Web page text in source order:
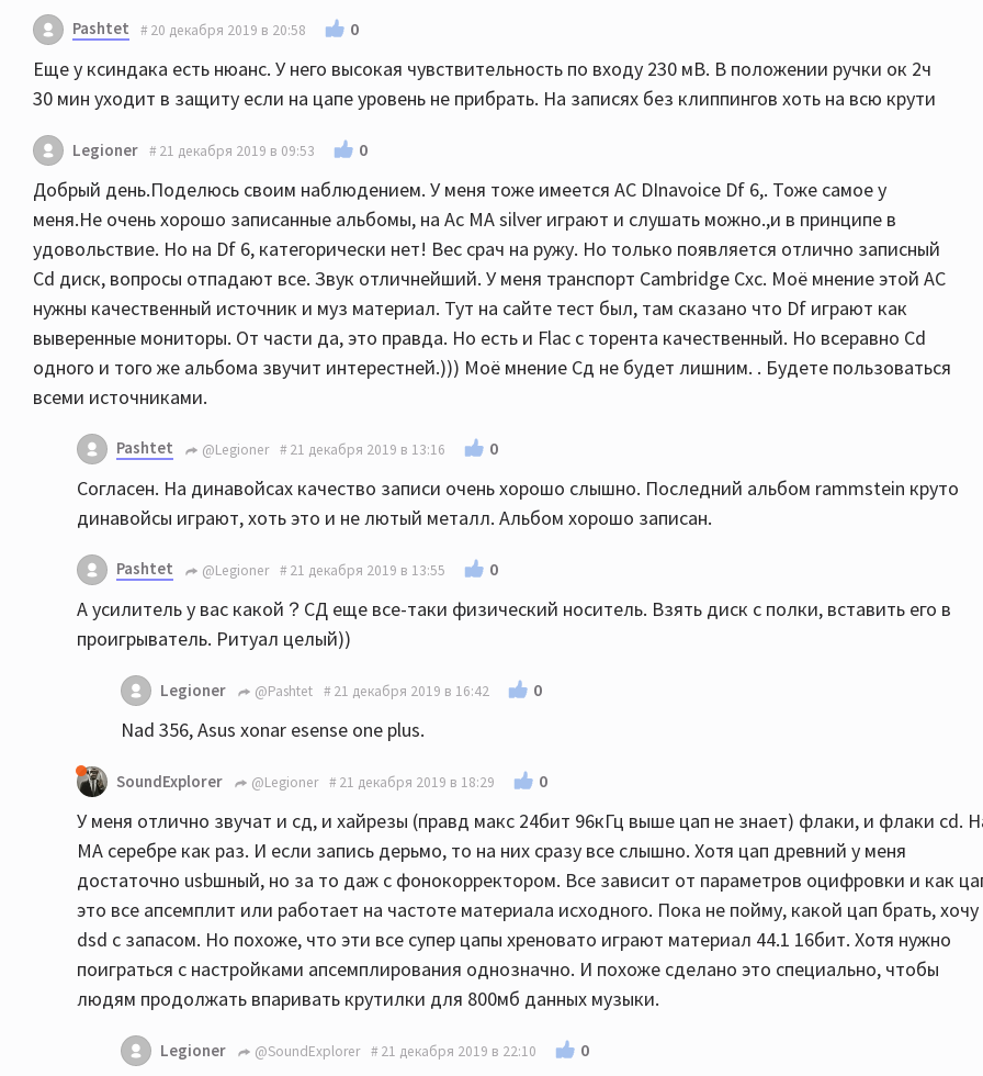
Pashtet 20 декабря 2019 в 20:58 0
Еще у ксиндака есть нюанс. У него высокая чувствительность по входу 230 мВ. В положении ручки ок 2ч
30 мин уходит в защиту если на цапе уровень не прибрать. На записях без клиппингов хоть на всю крути
Legioner 21 декабря 2019 в 09:53 0
Добрый день.Поделюсь своим наблюдением. У меня тоже имеется АС DInavoice Df 6,. Тоже самое у
меня.Не очень хорошо записанные альбомы, на Ас MA silver играют и слушать можно.,и в принципе в
удовольствие. Но на Df 6, категорически нет! Вес срач на ружу. Но только появляется отлично записный
Cd диск, вопросы отпадают все. Звук отличнейший. У меня транспорт Cambridge Cxc. Моё мнение этой АС
нужны качественный источник и муз материал. Тут на сайте тест был, там сказано что Df играют как
выверенные мониторы. От части да, это правда. Но есть и Flac с торента качественный. Но всеравно Cd
одного и того же альбома звучит интерестней.))) Моё мнение Сд не будет лишним. . Будете пользоваться
всеми источниками.
Pashtet @Legioner 21 декабря 2019 в 13:16 0
Согласен. На динавойсах качество записи очень хорошо слышно. Последний альбом rammstein круто
динавойсы играют, хоть это и не лютый металл. Альбом хорошо записан.
Pashtet @Legioner 21 декабря 2019 в 13:55 0
А усилитель у вас какой？СД еще все-таки физический носитель. Взять диск с полки, вставить его в
проигрыватель. Ритуал целый))
Legioner @Pashtet 21 декабря 2019 в 16:42 0
Nad 356, Asus xonar esense one plus.
SoundExplorer @Legioner 21 декабря 2019 в 18:29 0
У меня отлично звучат и сд, и хайрезы (правд макс 24бит 96кГц выше цап не знает) флаки, и флаки cd.
МА серебре как раз. И если запись дерьмо, то на них сразу все слышно. Хотя цап древний у меня
достаточно usbшный, но за то даж с фонокорректором. Все зависит от параметров оцифровки и как
это все апсемплит или работает на частоте материала исходного. Пока не пойму, какой цап брать, хочу
dsd с запасом. Но похоже, что эти все супер цапы хреновато играют материал 44.1 16бит. Хотя нужно
поиграться с настройками апсемплирования однозначно. И похоже сделано это специально, чтобы
людям продолжать впаривать крутилки для 800мб данных музыки.
Legioner @SoundExplorer 21 декабря 2019 в 22:10 0